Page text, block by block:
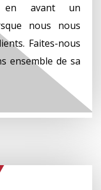
en avant un
nous nous
Faites-nous
ensemble de sa